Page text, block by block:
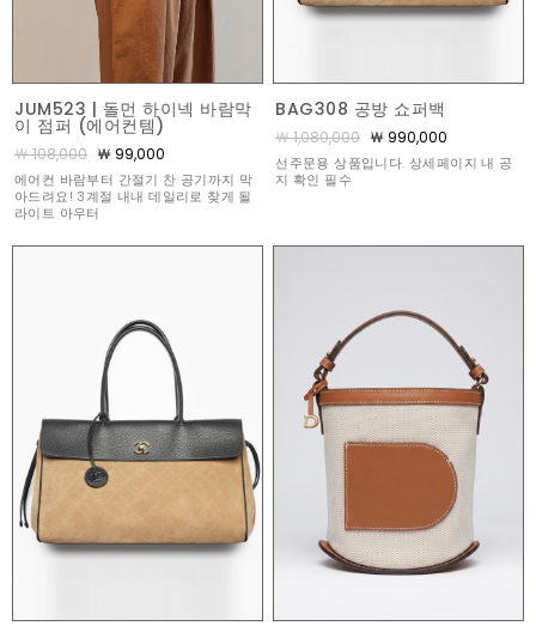
JUM523 | 돌먼 하이넥 바람막
이 점퍼 (에어컨템)
￦ 108,000 ￦ 99,000
에어컨 바람부터 간절기 찬 공기까지 막
아드려요! 3계절 내내 데일리로 찾게 될
라이트 아우터
BAG308 공방 쇼퍼백
￦ 1,080,000 ￦ 990,000
선주문용 상품입니다. 상세페이지 내 공
지 확인 필수